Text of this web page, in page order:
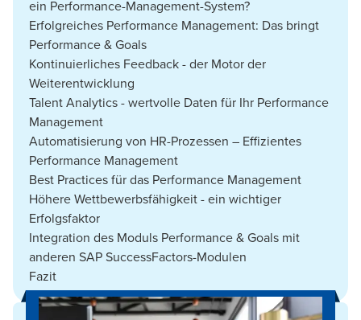
ein Performance-Management-System?
Erfolgreiches Performance Management: Das bringt
Performance & Goals
Kontinuierliches Feedback - der Motor der
Weiterentwicklung
Talent Analytics - wertvolle Daten für Ihr Performance
Management
Automatisierung von HR-Prozessen – Effizientes
Performance Management
Best Practices für das Performance Management
Höhere Wettbewerbsfähigkeit - ein wichtiger
Erfolgsfaktor
Integration des Moduls Performance & Goals mit
anderen SAP SuccessFactors-Modulen
Fazit